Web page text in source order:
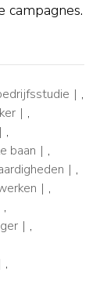
,
,
,
baan
,
,
,
,
,
,